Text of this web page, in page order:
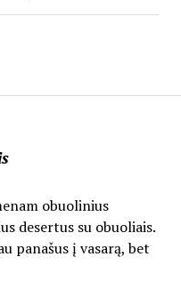
obuolinius
desertus su obuoliais.
panašus į vasarą, bet